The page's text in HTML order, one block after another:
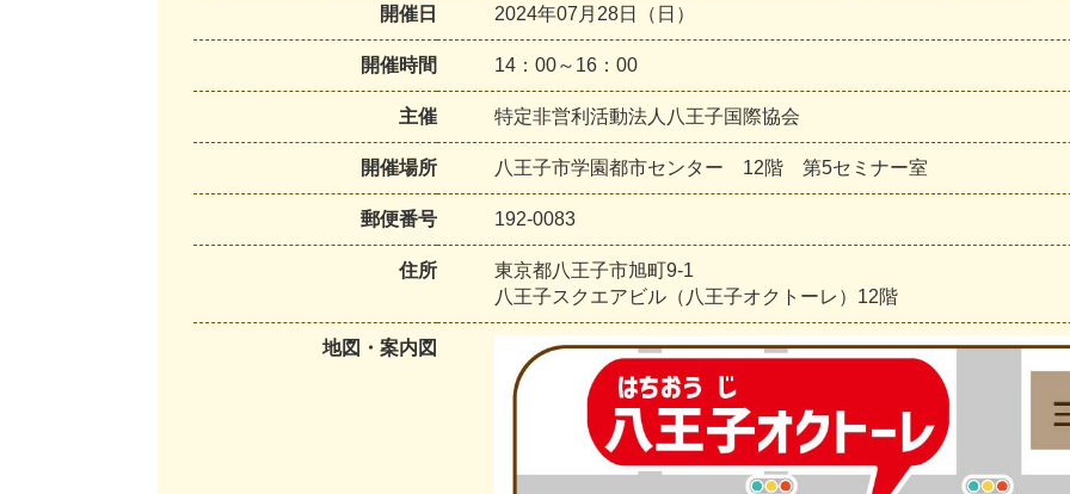
開催日 2024年07月28日（日）
開催時間 14：00～16：00
主催 特定非営利活動法人八王子国際協会
開催場所 八王子市学園都市センター 12階 第5セミナー室
郵便番号 192-0083
住所
東京都八王子市旭町9-1
八王子スクエアビル（八王子オクトーレ）12階
地図・案内図